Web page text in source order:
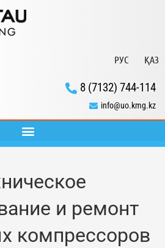
РУС ҚАЗ
8 (7132) 744-114
info@uo.kmg.kz
и ремонт
компрессоров